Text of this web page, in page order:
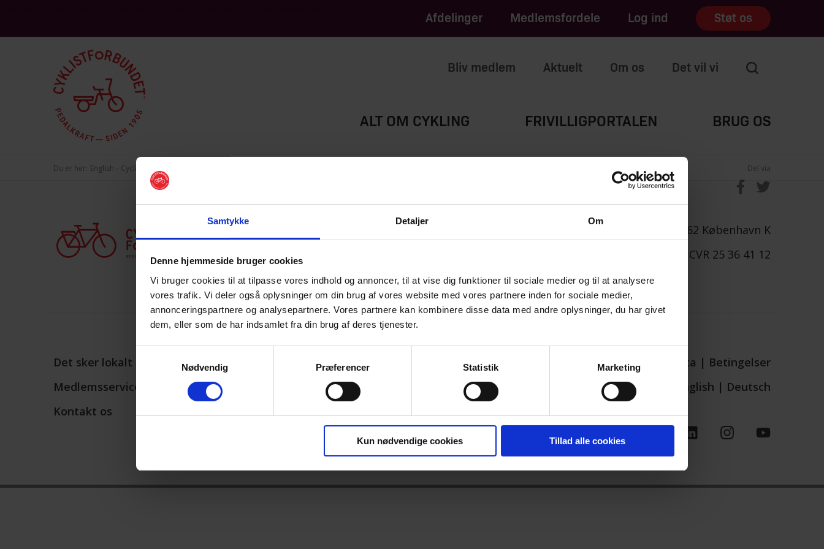
Samtykke Detaljer Om
Denne hjemmeside bruger cookies
Vi bruger cookies til at tilpasse vores indhold og annoncer, til at vise dig funktioner til sociale medier og til at analysere
vores trafik. Vi deler også oplysninger om din brug af vores website med vores partnere inden for sociale medier,
annonceringspartnere og analysepartnere. Vores partnere kan kombinere disse data med andre oplysninger, du har givet
dem, eller som de har indsamlet fra din brug af deres tjenester.
Nødvendig
Præferencer Statistik Marketing
Kun nødvendige cookies Tillad alle cookies
Afdelinger Medlemsfordele Log ind Støt os
Bliv medlem Aktuelt Om os Det vil vi
ALT OM CYKLING FRIVILLIGPORTALEN BRUG OS
Du er her: English Cycling games Del via
1362 København K
CVR 25 36 41 12
Det sker lokalt
Medlemsservice | Login
Kontakt os
Bliv Cykelvenlig Arbejdsplads
Book Cykellegekonsulenterne
Persondata | Betingelser
English | Deutsch